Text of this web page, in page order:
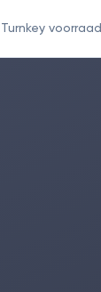
Turnkey voorraad